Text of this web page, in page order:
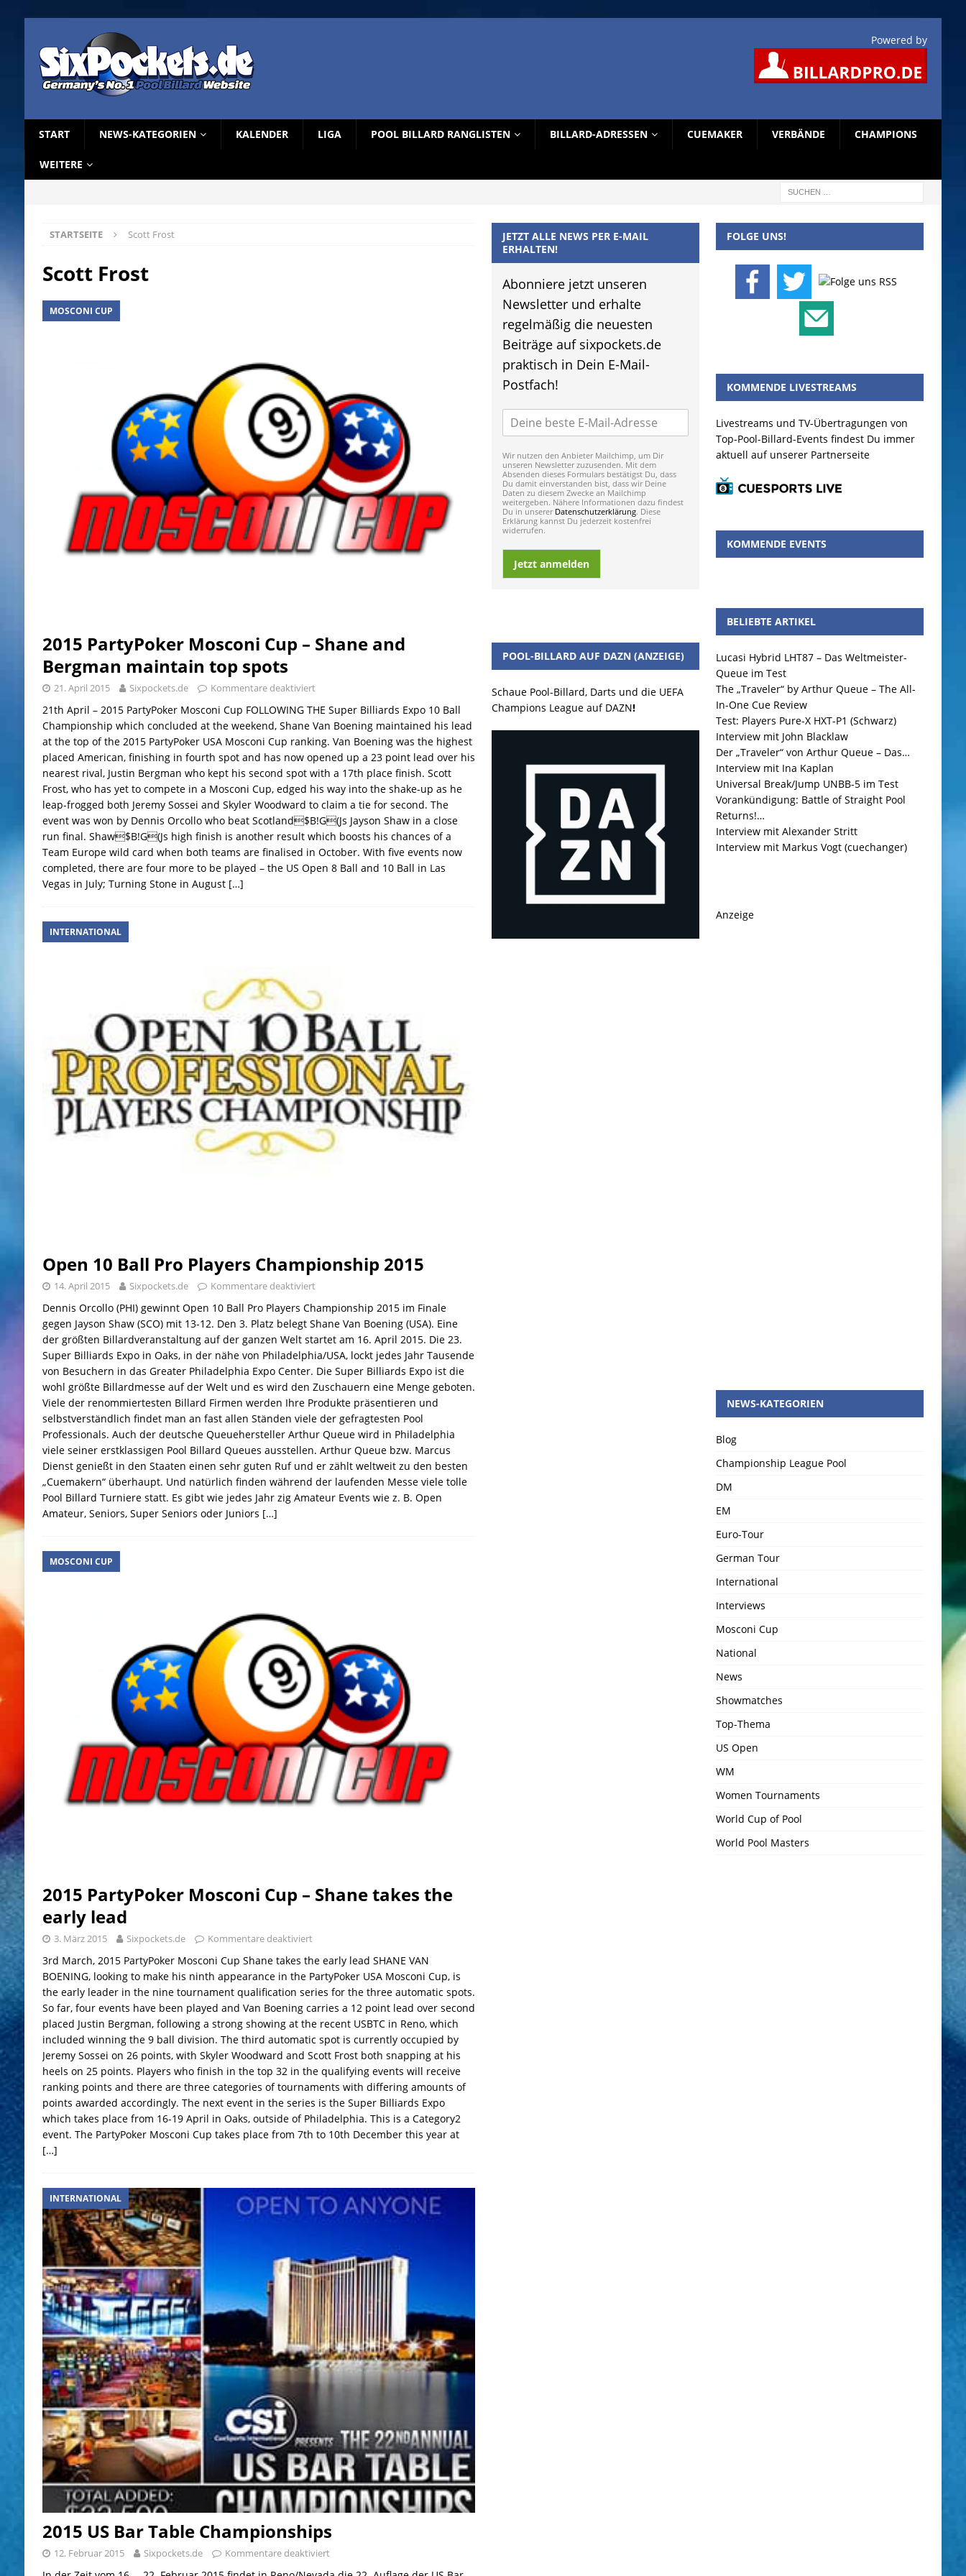
Powered by
START NEWS-KATEGORIEN KALENDER LIGA POOL BILLARD RANGLISTEN BILLARD-ADRESSEN CUEMAKER VERBÄNDE CHAMPIONS
WEITERE
STARTSEITE Scott Frost
Scott Frost
MOSCONI CUP
2015 PartyPoker Mosconi Cup – Shane and
Bergman maintain top spots
21. April 2015 Sixpockets.de Kommentare deaktiviert
21th April – 2015 PartyPoker Mosconi Cup FOLLOWING THE Super Billiards Expo 10 Ball
Championship which concluded at the weekend, Shane Van Boening maintained his lead
at the top of the 2015 PartyPoker USA Mosconi Cup ranking. Van Boening was the highest
placed American, finishing in fourth spot and has now opened up a 23 point lead over his
nearest rival, Justin Bergman who kept his second spot with a 17th place finish. Scott
Frost, who has yet to compete in a Mosconi Cup, edged his way into the shake-up as he
leap-frogged both Jeremy Sossei and Skyler Woodward to claim a tie for second. The
event was won by Dennis Orcollo who beat Scotland$B!G(Js Jayson Shaw in a close
run final. Shaw$B!G(Js high finish is another result which boosts his chances of a
Team Europe wild card when both teams are finalised in October. With five events now
completed, there are four more to be played – the US Open 8 Ball and 10 Ball in Las
Vegas in July; Turning Stone in August […]
INTERNATIONAL
Open 10 Ball Pro Players Championship 2015
14. April 2015 Sixpockets.de Kommentare deaktiviert
Dennis Orcollo (PHI) gewinnt Open 10 Ball Pro Players Championship 2015 im Finale
gegen Jayson Shaw (SCO) mit 13-12. Den 3. Platz belegt Shane Van Boening (USA). Eine
der größten Billardveranstaltung auf der ganzen Welt startet am 16. April 2015. Die 23.
Super Billiards Expo in Oaks, in der nähe von Philadelphia/USA, lockt jedes Jahr Tausende
von Besuchern in das Greater Philadelphia Expo Center. Die Super Billiards Expo ist die
wohl größte Billardmesse auf der Welt und es wird den Zuschauern eine Menge geboten.
Viele der renommiertesten Billard Firmen werden Ihre Produkte präsentieren und
selbstverständlich findet man an fast allen Ständen viele der gefragtesten Pool
Professionals. Auch der deutsche Queuehersteller Arthur Queue wird in Philadelphia
viele seiner erstklassigen Pool Billard Queues ausstellen. Arthur Queue bzw. Marcus
Dienst genießt in den Staaten einen sehr guten Ruf und er zählt weltweit zu den besten
„Cuemakern“ überhaupt. Und natürlich finden während der laufenden Messe viele tolle
Pool Billard Turniere statt. Es gibt wie jedes Jahr zig Amateur Events wie z. B. Open
Amateur, Seniors, Super Seniors oder Juniors […]
MOSCONI CUP
2015 PartyPoker Mosconi Cup – Shane takes the
early lead
3. März 2015 Sixpockets.de Kommentare deaktiviert
3rd March, 2015 PartyPoker Mosconi Cup Shane takes the early lead SHANE VAN
BOENING, looking to make his ninth appearance in the PartyPoker USA Mosconi Cup, is
the early leader in the nine tournament qualification series for the three automatic spots.
So far, four events have been played and Van Boening carries a 12 point lead over second
placed Justin Bergman, following a strong showing at the recent USBTC in Reno, which
included winning the 9 ball division. The third automatic spot is currently occupied by
Jeremy Sossei on 26 points, with Skyler Woodward and Scott Frost both snapping at his
heels on 25 points. Players who finish in the top 32 in the qualifying events will receive
ranking points and there are three categories of tournaments with differing amounts of
points awarded accordingly. The next event in the series is the Super Billiards Expo
which takes place from 16-19 April in Oaks, outside of Philadelphia. This is a Category2
event. The PartyPoker Mosconi Cup takes place from 7th to 10th December this year at
[…]
INTERNATIONAL
2015 US Bar Table Championships
12. Februar 2015 Sixpockets.de Kommentare deaktiviert
JETZT ALLE NEWS PER E-MAIL
ERHALTEN!
Abonniere jetzt unseren
Newsletter und erhalte
regelmäßig die neuesten
Beiträge auf sixpockets.de
praktisch in Dein E-Mail-
Postfach!
Wir nutzen den Anbieter Mailchimp, um Dir
unseren Newsletter zuzusenden. Mit dem
Absenden dieses Formulars bestätigst Du, dass
Du damit einverstanden bist, dass wir Deine
Daten zu diesem Zwecke an Mailchimp
weitergeben. Nähere Informationen dazu findest
Du in unserer Datenschutzerklärung. Diese
Erklärung kannst Du jederzeit kostenfrei
widerrufen.
Jetzt anmelden
POOL-BILLARD AUF DAZN (ANZEIGE)
Schaue Pool-Billard, Darts und die UEFA
Champions League auf DAZN!
FOLGE UNS!
KOMMENDE LIVESTREAMS
Livestreams und TV-Übertragungen von
Top-Pool-Billard-Events findest Du immer
aktuell auf unserer Partnerseite
KOMMENDE EVENTS
BELIEBTE ARTIKEL
Lucasi Hybrid LHT87 – Das Weltmeister-
Queue im Test
The „Traveler“ by Arthur Queue – The All-
In-One Cue Review
Test: Players Pure-X HXT-P1 (Schwarz)
Interview mit John Blacklaw
Der „Traveler“ von Arthur Queue – Das…
Interview mit Ina Kaplan
Universal Break/Jump UNBB-5 im Test
Vorankündigung: Battle of Straight Pool
Returns!…
Interview mit Alexander Stritt
Interview mit Markus Vogt (cuechanger)
Anzeige
NEWS-KATEGORIEN
Blog
Championship League Pool
DM
EM
Euro-Tour
German Tour
International
Interviews
Mosconi Cup
National
News
Showmatches
Top-Thema
US Open
WM
Women Tournaments
World Cup of Pool
World Pool Masters